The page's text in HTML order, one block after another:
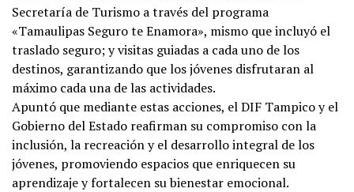
Secretaría de Turismo a través del programa
«Tamaulipas Seguro te Enamora», mismo que incluyó el
traslado seguro; y visitas guiadas a cada uno de los
destinos, garantizando que los jóvenes disfrutaran al
máximo cada una de las actividades.
Apuntó que mediante estas acciones, el DIF Tampico y el
Gobierno del Estado reafirman su compromiso con la
inclusión, la recreación y el desarrollo integral de los
jóvenes, promoviendo espacios que enriquecen su
aprendizaje y fortalecen su bienestar emocional.